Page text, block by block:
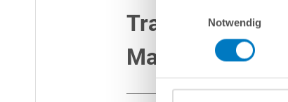
Notwendig
Traditionsreiche
Manufaktur